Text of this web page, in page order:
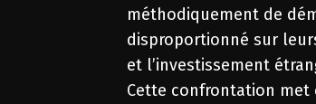
méthodiquement de
disproportionné sur
et l’investissement
Cette confrontation met